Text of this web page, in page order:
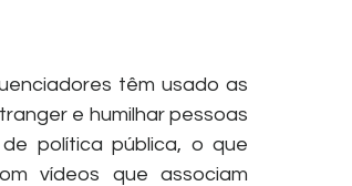
têm usado as
e humilhar pessoas
política pública, o que
vídeos que associam